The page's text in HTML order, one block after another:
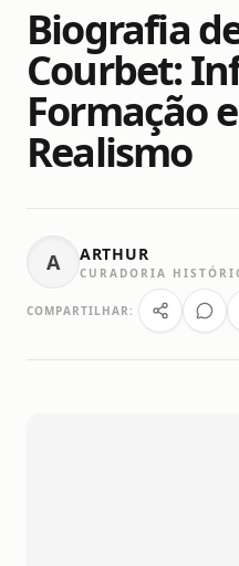
Biografia
Courbet:
Formação
Realismo
A ARTHUR
CURADORIA
COMPARTILHAR: